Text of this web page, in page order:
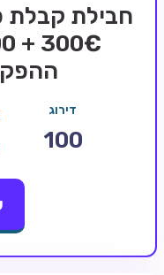
בלאקג'ק אונליין
בונוסים בקזינו אונליין
דירוג
100